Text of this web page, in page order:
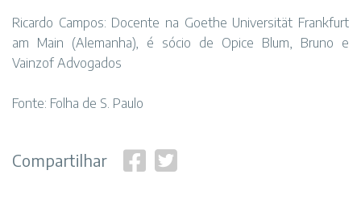
Ricardo Campos: Docente na Goethe Universität Frankfurt
am Main (Alemanha), é sócio de Opice Blum, Bruno e
Vainzof Advogados
Fonte: Folha de S. Paulo
Compartilhar